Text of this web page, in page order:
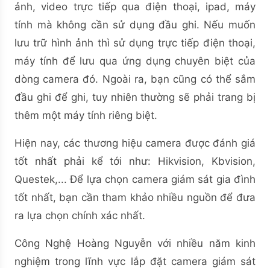
ảnh, video trực tiếp qua điện thoại, ipad, máy
tính mà không cần sử dụng đầu ghi. Nếu muốn
lưu trữ hình ảnh thì sử dụng trực tiếp điện thoại,
máy tính để lưu qua ứng dụng chuyên biệt của
dòng camera đó. Ngoài ra, bạn cũng có thể sắm
đầu ghi để ghi, tuy nhiên thường sẽ phải trang bị
thêm một máy tính riêng biệt.
Hiện nay, các thương hiệu camera được đánh giá
tốt nhất phải kể tới như: Hikvision, Kbvision,
Questek,... Để lựa chọn camera giám sát gia đình
tốt nhất, bạn cần tham khảo nhiều nguồn để đưa
ra lựa chọn chính xác nhất.
Công Nghệ Hoàng Nguyễn với nhiều năm kinh
nghiệm trong lĩnh vực lắp đặt camera giám sát